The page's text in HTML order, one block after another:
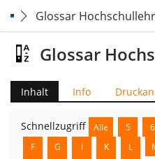
Glossar
Glossar
Inhalt Info
Schnellzugriff Alle 5 6
F
G I K L